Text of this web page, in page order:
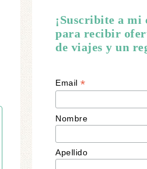
¡Suscribite a mi
para recibir
de viajes y un
Email *
Nombre
Apellido